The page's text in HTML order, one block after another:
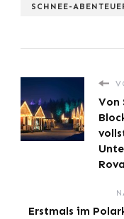
SCHNEE-
Von
Erstmals im